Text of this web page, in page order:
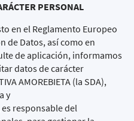
PERSONAL
en el Reglamento Europeo
de Datos, así como en
de aplicación, informamos
datos de carácter
AMOREBIETA (la SDA),
y
es responsable del